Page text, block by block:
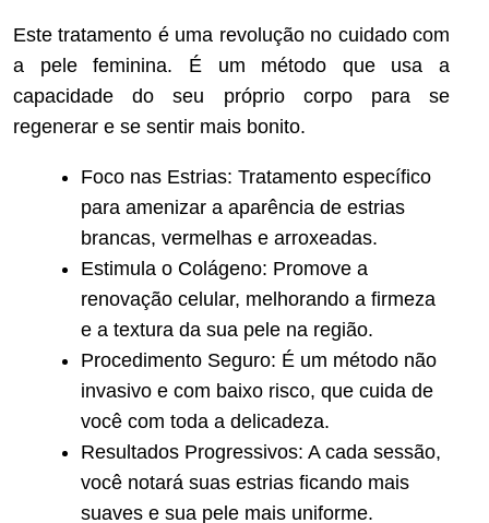
Este tratamento é uma revolução no cuidado com
a pele feminina. É um método que usa a
capacidade do seu próprio corpo para se
regenerar e se sentir mais bonito.
Foco nas Estrias: Tratamento específico
para amenizar a aparência de estrias
brancas, vermelhas e arroxeadas.
Estimula o Colágeno: Promove a
renovação celular, melhorando a firmeza
e a textura da sua pele na região.
Procedimento Seguro: É um método não
invasivo e com baixo risco, que cuida de
você com toda a delicadeza.
Resultados Progressivos: A cada sessão,
você notará suas estrias ficando mais
suaves e sua pele mais uniforme.